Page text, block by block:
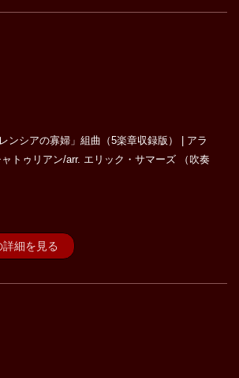
ンシアの寡婦」組曲（5楽章収録版） | アラ
トゥリアン/arr. エリック・サマーズ （吹奏
細を見る